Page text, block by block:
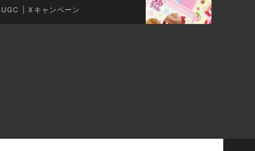
UGC
Xキャンペーン